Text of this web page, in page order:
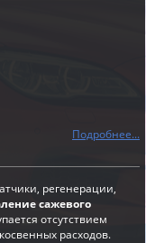
Подробнее...
регенерации,
сажевого
отсутствием
расходов.